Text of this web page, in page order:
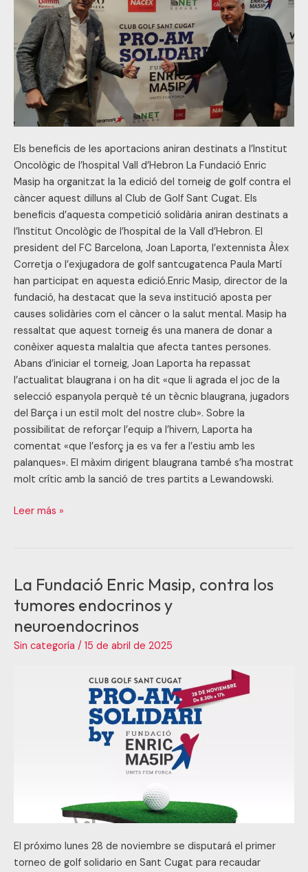
Els beneficis de les aportacions aniran destinats a l’Institut
Oncològic de l’hospital Vall d’Hebron La Fundació Enric
Masip ha organitzat la 1a edició del torneig de golf contra el
càncer aquest dilluns al Club de Golf Sant Cugat. Els
beneficis d’aquesta competició solidària aniran destinats a
l’Institut Oncològic de l’hospital de la Vall d’Hebron. El
president del FC Barcelona, Joan Laporta, l’extennista Àlex
Corretja o l’exjugadora de golf santcugatenca Paula Martí
han participat en aquesta edició.Enric Masip, director de la
fundació, ha destacat que la seva institució aposta per
causes solidàries com el càncer o la salut mental. Masip ha
ressaltat que aquest torneig és una manera de donar a
conèixer aquesta malaltia que afecta tantes persones.
Abans d’iniciar el torneig, Joan Laporta ha repassat
l’actualitat blaugrana i on ha dit «que li agrada el joc de la
selecció espanyola perquè té un tècnic blaugrana, jugadors
del Barça i un estil molt del nostre club». Sobre la
possibilitat de reforçar l’equip a l’hivern, Laporta ha
comentat «que l’esforç ja es va fer a l’estiu amb les
palanques». El màxim dirigent blaugrana també s’ha mostrat
molt crític amb la sanció de tres partits a Lewandowski.
càncer
Club
de
Golf
Sant
Cugat
Leer más »
La Fundació Enric Masip, contra los
tumores endocrinos y
neuroendocrinos
Sin categoría / 15 de abril de 2025
El próximo lunes 28 de noviembre se disputará el primer
torneo de golf solidario en Sant Cugat para recaudar
La
Fundació
Enric
Masip,
contra
neuroendocrinos